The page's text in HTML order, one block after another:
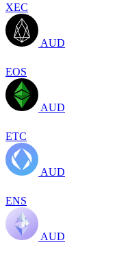
XEC
AUD
EOS
AUD
ETC
AUD
ENS
AUD